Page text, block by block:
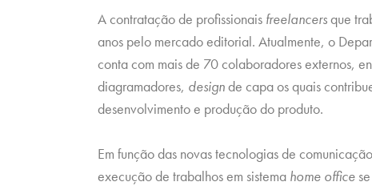
A contratação de profissionais freelancersque
anos pelo mercado editorial. Atualmente, o
conta com mais de 70 colaboradores externos,
diagramadores, designde capa os quais
desenvolvimento e produção do produto.
Em função das novas tecnologias de
execução de trabalhos em sistema home office